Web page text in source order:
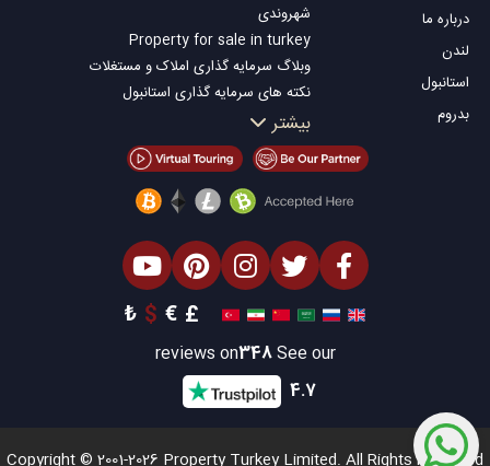
Apartment for
sale in Antalya
Antalya homes
Bursa
Gocek
Side
Kemer
Dalyan
Izmir
Belek
درباره ما
لندن
استانبول
بدروم
شهروندی
Property for sale in turkey
وبلاگ سرمایه گذاری املاک و مستغلات
نکته های سرمایه گذاری استانبول
تلویزیون Property Turkey
املاک مناسب سرمایه گذاری استانبول
فروش ملک شما
املاک توافقی
املاک لوکس
املاک مناسب سرمایه گذاری
طراحی ساختمان
بیشتر
£
€
$
₺
See our
348
reviews on
4.7
Copyright © 2001-2026 Property Turkey Limited. All Rights Reserved